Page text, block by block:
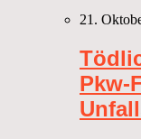
21.
Pkw-